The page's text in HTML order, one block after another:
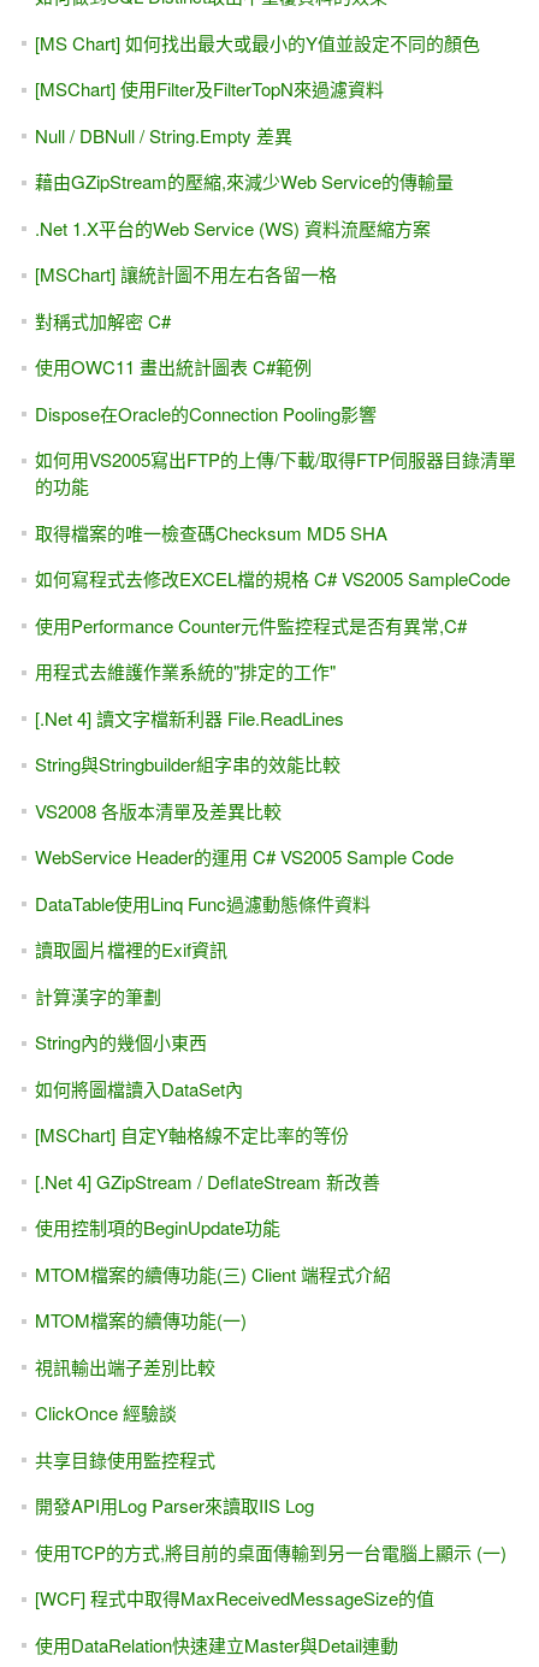
[MS Chart] 如何找出最大或最小的Y值並設定不同的顏色
[MSChart] 使用Filter及FilterTopN來過濾資料
Null / DBNull / String.Empty 差異
藉由GZipStream的壓縮,來減少Web Service的傳輸量
.Net 1.X平台的Web Service (WS) 資料流壓縮方案
[MSChart] 讓統計圖不用左右各留一格
對稱式加解密 C#
使用OWC11 畫出統計圖表 C#範例
Dispose在Oracle的Connection Pooling影響
如何用VS2005寫出FTP的上傳/下載/取得FTP伺服器目錄清單
的功能
取得檔案的唯一檢查碼Checksum MD5 SHA
如何寫程式去修改EXCEL檔的規格 C# VS2005 SampleCode
使用Performance Counter元件監控程式是否有異常,C#
用程式去維護作業系統的"排定的工作"
[.Net 4] 讀文字檔新利器 File.ReadLines
String與Stringbuilder組字串的效能比較
VS2008 各版本清單及差異比較
WebService Header的運用 C# VS2005 Sample Code
DataTable使用Linq Func過濾動態條件資料
讀取圖片檔裡的Exif資訊
計算漢字的筆劃
String內的幾個小東西
如何將圖檔讀入DataSet內
[MSChart] 自定Y軸格線不定比率的等份
[.Net 4] GZipStream / DeflateStream 新改善
使用控制項的BeginUpdate功能
MTOM檔案的續傳功能(三) Client 端程式介紹
MTOM檔案的續傳功能(一)
視訊輸出端子差別比較
ClickOnce 經驗談
共享目錄使用監控程式
開發API用Log Parser來讀取IIS Log
使用TCP的方式,將目前的桌面傳輸到另一台電腦上顯示 (一)
[WCF] 程式中取得MaxReceivedMessageSize的值
使用DataRelation快速建立Master與Detail連動